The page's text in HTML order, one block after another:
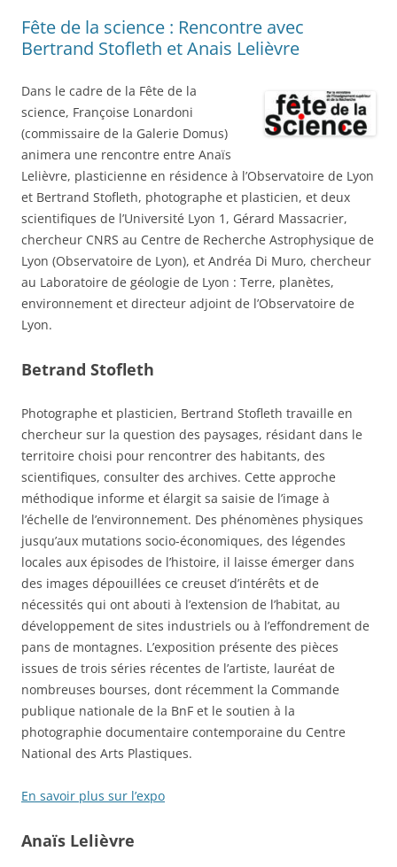
Fête de la science : Rencontre avec
Bertrand Stofleth et Anais Lelièvre
Dans le cadre de la Fête de la
science, Françoise Lonardoni
(commissaire de la Galerie Domus)
animera une rencontre entre Anaïs
Lelièvre, plasticienne en résidence à l’Observatoire de Lyon
et Bertrand Stofleth, photographe et plasticien, et deux
scientifiques de l’Université Lyon 1, Gérard Massacrier,
chercheur CNRS au Centre de Recherche Astrophysique de
Lyon (Observatoire de Lyon), et Andréa Di Muro, chercheur
au Laboratoire de géologie de Lyon : Terre, planètes,
environnement et directeur adjoint de l’Observatoire de
Lyon.
Betrand Stofleth
Photographe et plasticien, Bertrand Stofleth travaille en
chercheur sur la question des paysages, résidant dans le
territoire choisi pour rencontrer des habitants, des
scientifiques, consulter des archives. Cette approche
méthodique informe et élargit sa saisie de l’image à
l’échelle de l’environnement. Des phénomènes physiques
jusqu’aux mutations socio-économiques, des légendes
locales aux épisodes de l’histoire, il laisse émerger dans
des images dépouillées ce creuset d’intérêts et de
nécessités qui ont abouti à l’extension de l’habitat, au
développement de sites industriels ou à l’effondrement de
pans de montagnes. L’exposition présente des pièces
issues de trois séries récentes de l’artiste, lauréat de
nombreuses bourses, dont récemment la Commande
publique nationale de la BnF et le soutien à la
photographie documentaire contemporaine du Centre
National des Arts Plastiques.
En savoir plus sur l’expo
Anaïs Lelièvre